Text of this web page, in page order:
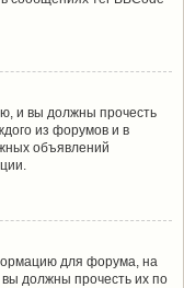
и вы должны прочесть
из форумов и в
объявлений
для форума, на
должны прочесть их по